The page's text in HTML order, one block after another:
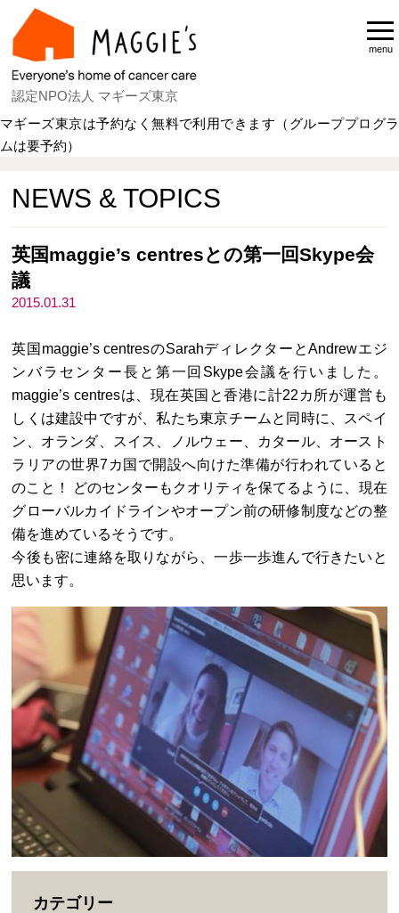
認定NPO法人 マギーズ東京
menu
マギーズ東京は予約なく無料で利用できます（グループプログラ
ムは要予約）
NEWS & TOPICS
英国maggie’s centresとの第一回Skype会
議
2015.01.31
英国maggie’s centresのSarahディレクターとAndrewエジ
ンバラセンター長と第一回Skype会議を行いました。
maggie’s centresは、現在英国と香港に計22カ所が運営も
しくは建設中ですが、私たち東京チームと同時に、スペイ
ン、オランダ、スイス、ノルウェー、カタール、オースト
ラリアの世界7カ国で開設へ向けた準備が行われていると
のこと！ どのセンターもクオリティを保てるように、現在
グローバルカイドラインやオープン前の研修制度などの整
備を進めているそうです。
今後も密に連絡を取りながら、一歩一歩進んで行きたいと
思います。
カテゴリー